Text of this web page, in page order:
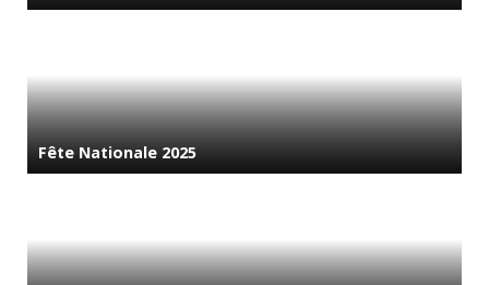
Fête Nationale 2025